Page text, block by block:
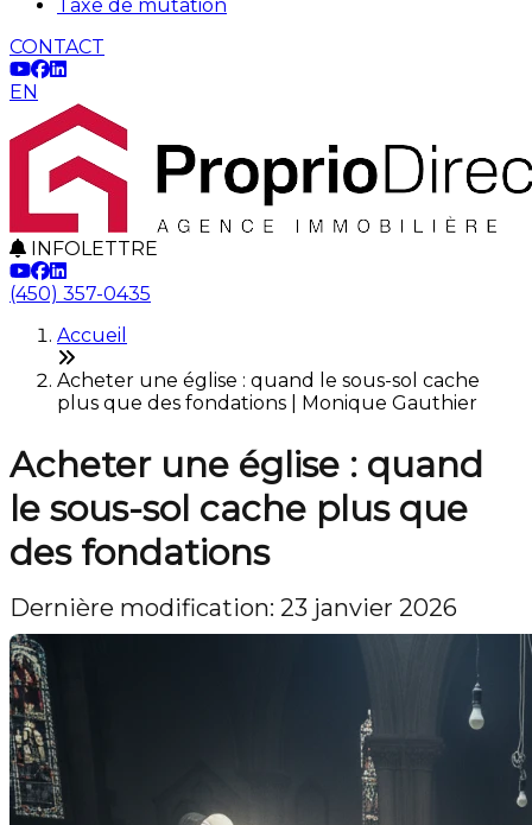
Taxe de mutation
CONTACT
EN
INFOLETTRE
(450) 357-0435
Accueil
Acheter une église : quand le sous-sol cache
plus que des fondations | Monique Gauthier
Acheter une église : quand
le sous-sol cache plus que
des fondations
Dernière modification: 23 janvier 2026